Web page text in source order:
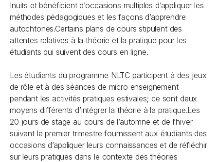
Inuits et bénéficient d’occasions multiples d’appliquer les
méthodes pédagogiques et les façons d’apprendre
autochtones.Certains plans de cours stipulent des
attentes relatives à la théorie et la pratique pour les
étudiants qui suivent des cours en ligne.
Les étudiants du programme NLTC participent à des jeux
de rôle et à des séances de micro enseignement
pendant les activités pratiques estivales; ce sont deux
moyens différents d’intégrer la théorie à la pratique.Les
20 jours de stage au cours de l’automne et de l’hiver
suivant le premier trimestre fournissent aux étudiants des
occasions d’appliquer leurs connaissances et de réfléchir
sur leurs pratiques dans le contexte des théories